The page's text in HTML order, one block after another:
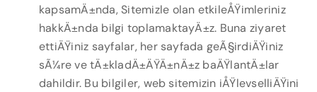
kapsamÄ±nda, Sitemizle olan etkileÅŸimleriniz
hakkÄ±nda bilgi toplamaktayÄ±z. Buna ziyaret
ettiÄŸiniz sayfalar, her sayfada geÃ§irdiÄŸiniz
sÃ¼re ve tÄ±kladÄ±ÄŸÄ±nÄ±z baÄŸlantÄ±lar
dahildir. Bu bilgiler, web sitemizin iÅŸlevselliÄŸini